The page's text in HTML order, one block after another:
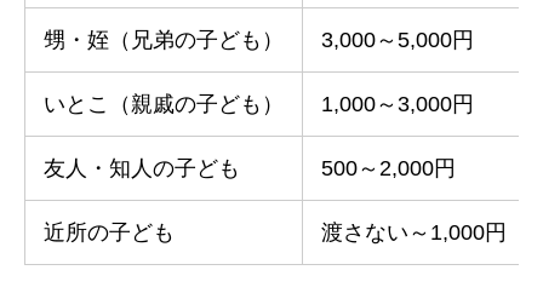
甥・姪（兄弟の子ども） 3,000～5,000円
いとこ（親戚の子ども） 1,000～3,000円
友人・知人の子ども 500～2,000円
近所の子ども 渡さない～1,000円